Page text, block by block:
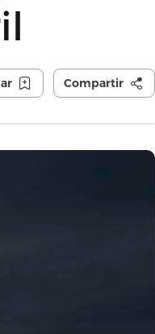
Compartir